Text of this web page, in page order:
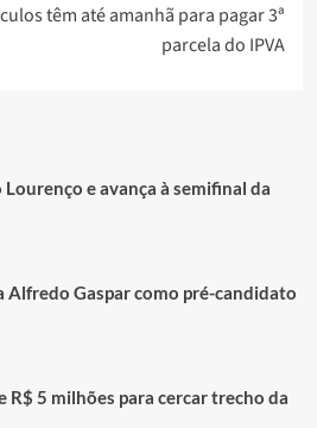
têm até amanhã para pagar 3ª
parcela do IPVA
e avança à semifinal da
Alfredo Gaspar como pré-candidato
R$ 5 milhões para cercar trecho da